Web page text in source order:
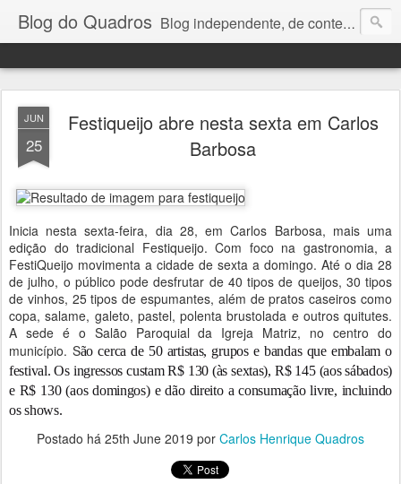
Blog do Quadros Blog independente, de conteúdo noticioso, com foco em economia, negócios, política e atualidades. e-mail do editor: chquadros2@gmail.com
JUN
25
Festiqueijo abre nesta sexta em Carlos
Barbosa
Inicia nesta sexta-feira, dia 28, em Carlos Barbosa, mais uma
edição do tradicional Festiqueijo. Com foco na gastronomia, a
FestiQueijo movimenta a cidade de sexta a domingo. Até o dia 28
de julho, o público pode desfrutar de 40 tipos de queijos, 30 tipos
de vinhos, 25 tipos de espumantes, além de pratos caseiros como
copa, salame, galeto, pastel, polenta brustolada e outros quitutes.
A sede é o Salão Paroquial da Igreja Matriz, no centro do
município. São cerca de 50 artistas, grupos e bandas que embalam o
festival.Os ingressos custam R$ 130 (às sextas), R$ 145 (aos sábados)
e R$ 130 (aos domingos) e dão direito a consumação livre, incluindo
os shows.
Postado há 25th June 2019 por Carlos Henrique Quadros